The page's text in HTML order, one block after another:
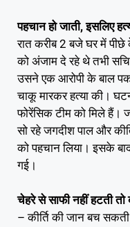
पहचान हो जाती, इसलिए
रात करीब 2 बजे घर में पीछे
को अंजाम दे रहे थे तभी
उसने एक आरोपी के बाल
चाकू मारकर हत्या की।
फोरेंसिक टीम को मिले हैं।
सो रहे जगदीश पाल और
को पहचान लिया। इसके
गई।
चेहरे से साफी नहीं हटती
– कीर्ति की जान बच